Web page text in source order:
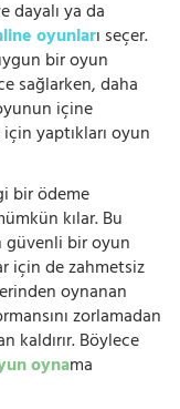
dayalı ya da
oyunları seçer.
bir oyun
sağlarken, daha
içine
yaptıkları oyun
bir ödeme
kılar. Bu
bir oyun
için de zahmetsiz
oynanan
zorlamadan
kaldırır. Böylece
oynama